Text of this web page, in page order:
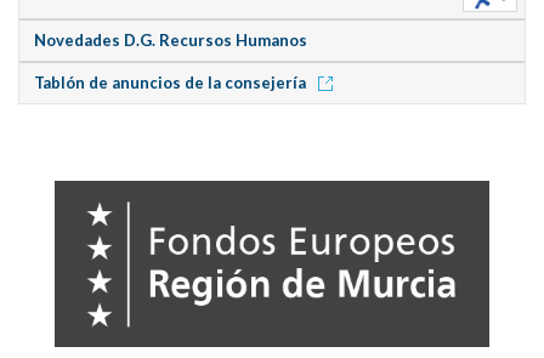
Novedades D.G. Recursos Humanos
Tablón de anuncios de la consejería